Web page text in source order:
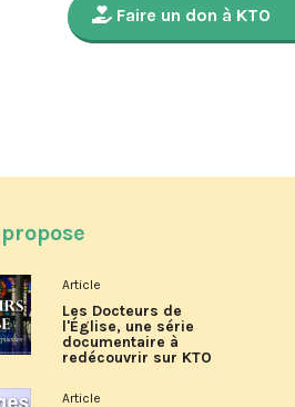
Faire un don à KTO
Article
Les Docteurs de
l'Église, une série
documentaire à
redécouvrir sur KTO
Article